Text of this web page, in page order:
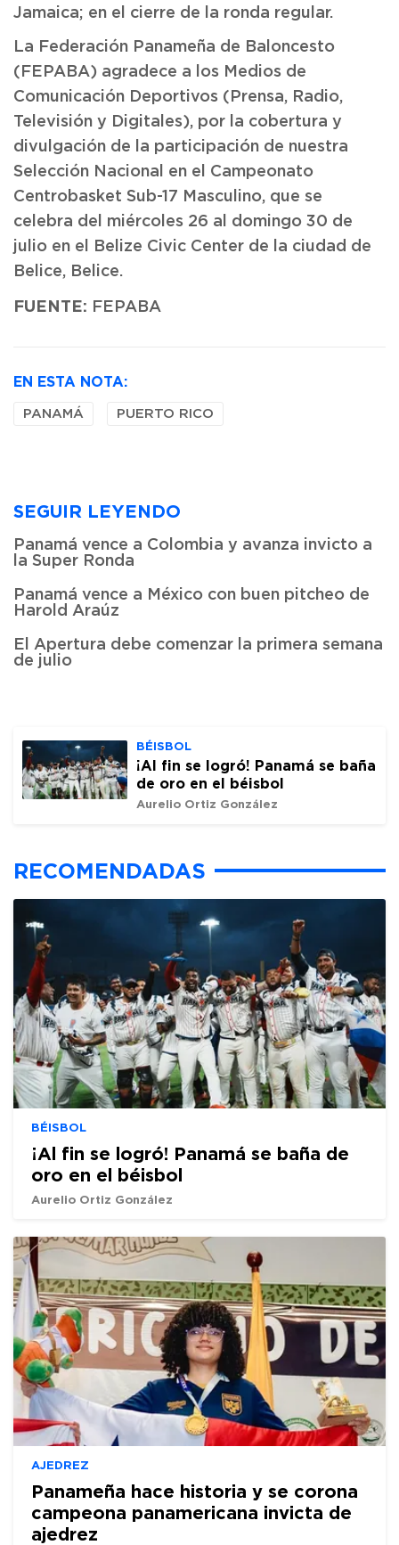
Jamaica; en el cierre de la ronda regular.
La Federación Panameña de Baloncesto
(FEPABA) agradece a los Medios de
Comunicación Deportivos (Prensa, Radio,
Televisión y Digitales), por la cobertura y
divulgación de la participación de nuestra
Selección Nacional en el Campeonato
Centrobasket Sub-17 Masculino, que se
celebra del miércoles 26 al domingo 30 de
julio en el Belize Civic Center de la ciudad de
Belice, Belice.
FUENTE: FEPABA
EN ESTA NOTA:
PANAMÁ PUERTO RICO
SEGUIR LEYENDO
Panamá vence a Colombia y avanza invicto a
la Super Ronda
Panamá vence a México con buen pitcheo de
Harold Araúz
El Apertura debe comenzar la primera semana
de julio
BÉISBOL
¡Al fin se logró! Panamá se baña
de oro en el béisbol
Aurelio Ortiz González
RECOMENDADAS
BÉISBOL
¡Al fin se logró! Panamá se baña de
oro en el béisbol
Aurelio Ortiz González
AJEDREZ
Panameña hace historia y se corona
campeona panamericana invicta de
ajedrez